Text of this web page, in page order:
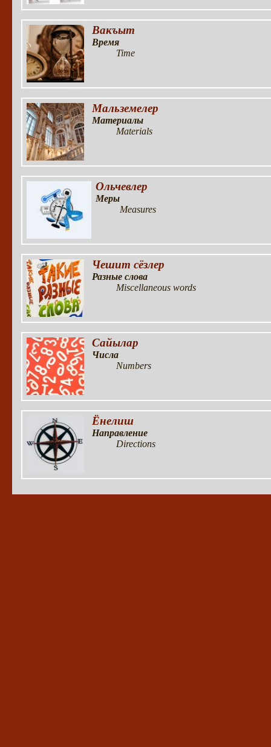
Вакъыт
Время
Time
Мальземелер
Материалы
Materials
Ольчевлер
Меры
Measures
Чешит сёзлер
Разные слова
Miscellaneous words
Сайылар
Числа
Numbers
Ёнелиш
Направление
Directions